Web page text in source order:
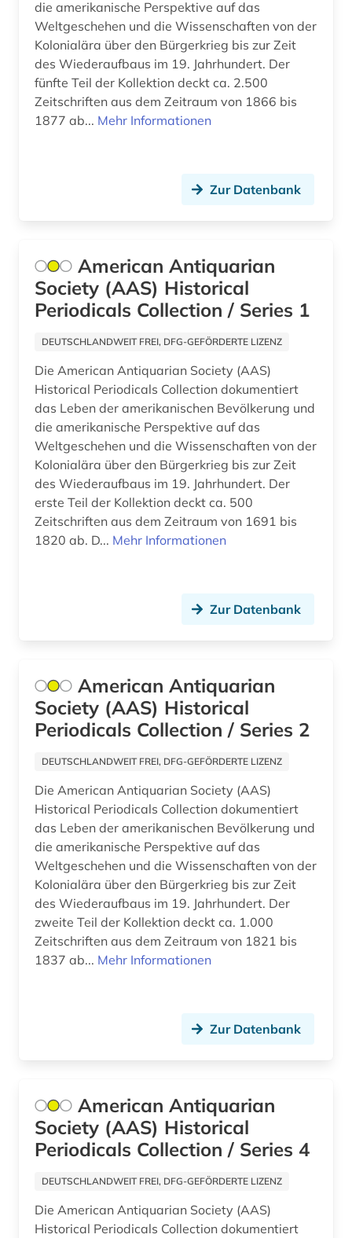
islam (1)
islamisches recht (1)
islamwissenschaft (1)
israel (1)
juden (2)
judenfeindschaft (1)
jugendkultur (1)
jüdische geschichte (1)
kanada (3)
karibik und latino studies (1)
karte (1)
katalog (1)
katastrophen (1)
klima (1)
klimageschichte (1)
klimawandel (1)
kolonialismus (2)
kolonien (1)
kongress (1)
kreolische sprachen (1)
kultur (3)
kulturanthropologie (1)
lateinamerika (5)
lateinamerikaforschung (1)
latino-literatur (1)
die amerikanische Perspektive auf das
Weltgeschehen und die Wissenschaften von der
Kolonialära über den Bürgerkrieg bis zur Zeit
des Wiederaufbaus im 19. Jahrhundert. Der
fünfte Teil der Kollektion deckt ca. 2.500
Zeitschriften aus dem Zeitraum von 1866 bis
1877 ab... Mehr Informationen
Zur Datenbank
American Antiquarian
Society (AAS) Historical
Periodicals Collection / Series 1
DEUTSCHLANDWEIT FREI, DFG-GEFÖRDERTE LIZENZ
Die American Antiquarian Society (AAS)
Historical Periodicals Collection dokumentiert
das Leben der amerikanischen Bevölkerung und
die amerikanische Perspektive auf das
Weltgeschehen und die Wissenschaften von der
Kolonialära über den Bürgerkrieg bis zur Zeit
des Wiederaufbaus im 19. Jahrhundert. Der
erste Teil der Kollektion deckt ca. 500
Zeitschriften aus dem Zeitraum von 1691 bis
1820 ab. D... Mehr Informationen
Zur Datenbank
American Antiquarian
Society (AAS) Historical
Periodicals Collection / Series 2
DEUTSCHLANDWEIT FREI, DFG-GEFÖRDERTE LIZENZ
Die American Antiquarian Society (AAS)
Historical Periodicals Collection dokumentiert
das Leben der amerikanischen Bevölkerung und
die amerikanische Perspektive auf das
Weltgeschehen und die Wissenschaften von der
Kolonialära über den Bürgerkrieg bis zur Zeit
des Wiederaufbaus im 19. Jahrhundert. Der
zweite Teil der Kollektion deckt ca. 1.000
Zeitschriften aus dem Zeitraum von 1821 bis
1837 ab... Mehr Informationen
Zur Datenbank
American Antiquarian
Society (AAS) Historical
Periodicals Collection / Series 4
DEUTSCHLANDWEIT FREI, DFG-GEFÖRDERTE LIZENZ
Die American Antiquarian Society (AAS)
Historical Periodicals Collection dokumentiert